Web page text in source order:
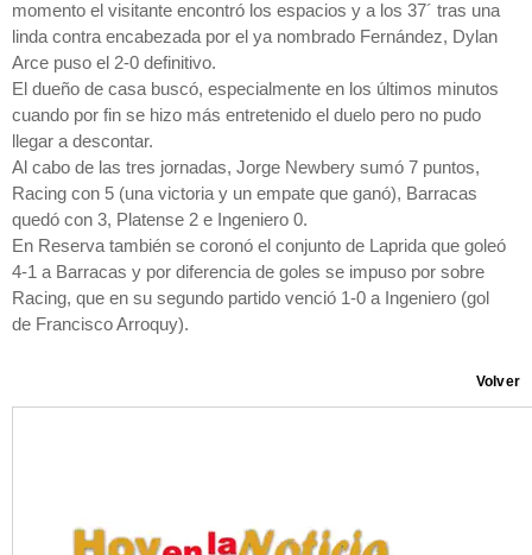
momento el visitante encontró los espacios y a los 37´ tras una
linda contra encabezada por el ya nombrado Fernández, Dylan
Arce puso el 2-0 definitivo.
El dueño de casa buscó, especialmente en los últimos minutos
cuando por fin se hizo más entretenido el duelo pero no pudo
llegar a descontar.
Al cabo de las tres jornadas, Jorge Newbery sumó 7 puntos,
Racing con 5 (una victoria y un empate que ganó), Barracas
quedó con 3, Platense 2 e Ingeniero 0.
En Reserva también se coronó el conjunto de Laprida que goleó
4-1 a Barracas y por diferencia de goles se impuso por sobre
Racing, que en su segundo partido venció 1-0 a Ingeniero (gol
de Francisco Arroquy).
Volver